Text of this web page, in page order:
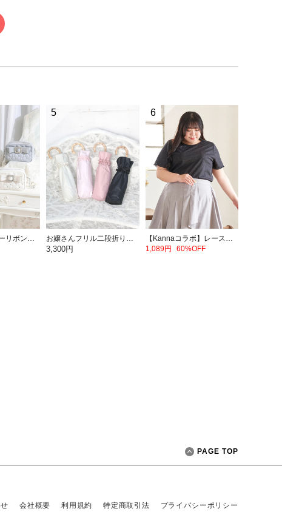
お嬢さんビジューリボンショルダーバッグ
5
お嬢さんフリル二段折りたたみ日傘
3,300円
6
【Kannaコラボ】レース半袖T
1,089円
60%OFF
PAGE TOP
会社概要 利用規約 特定商取引法 プライバシーポリシー